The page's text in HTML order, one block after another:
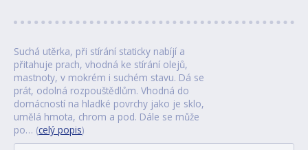
Suchá utěrka, při stírání staticky nabíjí a
přitahuje prach, vhodná ke stírání olejů,
mastnoty, v mokrém i suchém stavu. Dá se
prát, odolná rozpouštědlům. Vhodná do
domácností na hladké povrchy jako je sklo,
umělá hmota, chrom a pod. Dále se může
po… (celý popis)